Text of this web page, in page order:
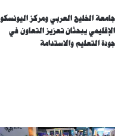
جامعة الخليج العربي ومركز اليونسكو
الإقليمي يبحثان تعزيز التعاون في
جودة التعليم والاستدامة